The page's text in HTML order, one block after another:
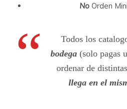
NoOrden
Todos los
bodega (solo pagas
ordenar de
llega en el